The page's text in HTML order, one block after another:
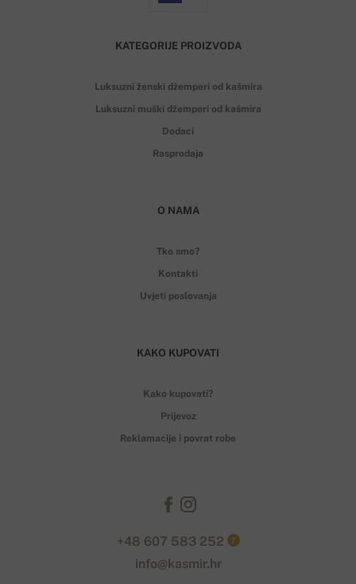
KATEGORIJE PROIZVODA
Luksuzni ženski džemperi od kašmira
Luksuzni muški džemperi od kašmira
Dodaci
Rasprodaja
O NAMA
Tko smo?
Kontakti
Uvjeti poslovanja
KAKO KUPOVATI
Kako kupovati?
Prijevoz
Reklamacije i povrat robe
+48 607 583 252 ?
info@kasmir.hr